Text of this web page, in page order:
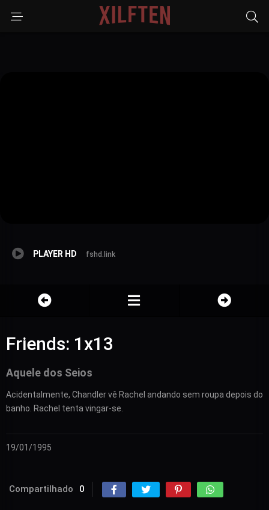
PLAYER HD fshd.link
Friends: 1x13
Aquele dos Seios
Acidentalmente, Chandler vê Rachel andando sem roupa depois do
banho. Rachel tenta vingar-se.
19/01/1995
Compartilhado 0